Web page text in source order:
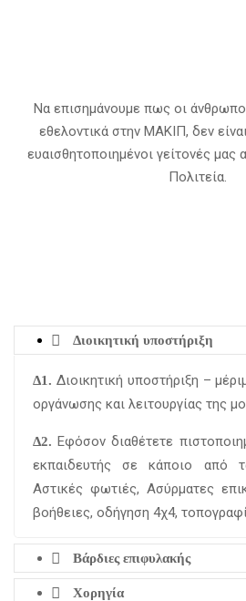
Να επισημάνουμε πως οι
εθελοντικά στην ΜΑΚΙΠ, δεν
ευαισθητοποιημένοι γείτονές μας
Πολιτεία.
Διοικητική υποστήριξη
Δ1. Διοικητική υποστήριξη –
οργάνωσης και λειτουργίας της
Δ2. Εφόσον διαθέτετε
εκπαιδευτής σε κάποιο από
Αστικές φωτιές, Ασύρματες
βοήθειες, οδήγηση 4χ4,
Bάρδιες επιφυλακής
Χορηγία